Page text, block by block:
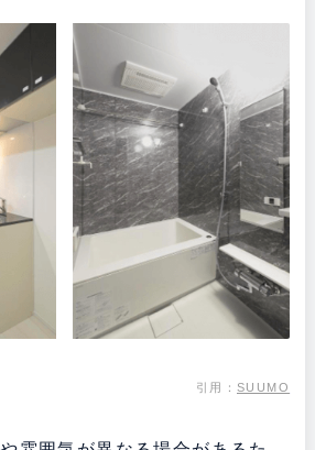
引用：SUUMO